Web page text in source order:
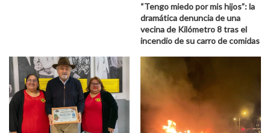
“Tengo miedo por mis hijos”: la
dramática denuncia de una
vecina de Kilómetro 8 tras el
incendio de su carro de comidas